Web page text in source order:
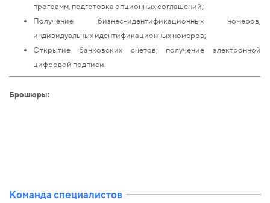
программ, подготовка опционных соглашений;
Получение бизнес-идентификационных номеров,
индивидуальных идентификационных номеров;
Открытие банковских счетов; получение электронной
цифровой подписи.
Брошюры:
Команда специалистов